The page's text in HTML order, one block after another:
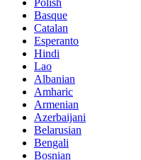
Basque
Catalan
Esperanto
Hindi
Lao
Albanian
Amharic
Armenian
Azerbaijani
Belarusian
Bengali
Bosnian